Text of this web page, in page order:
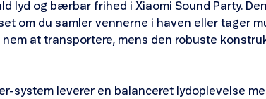
lyd og bærbar frihed i Xiaomi Sound Party.
om du samler vennerne i haven eller tager
at transportere, mens den robuste
system leverer en balanceret lydoplevelse